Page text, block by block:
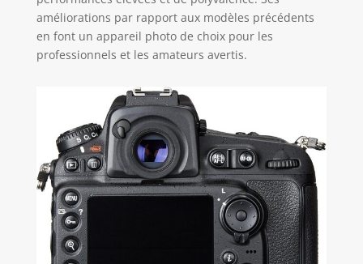
améliorations par rapport aux modèles précédents
en font un appareil photo de choix pour les
professionnels et les amateurs avertis.